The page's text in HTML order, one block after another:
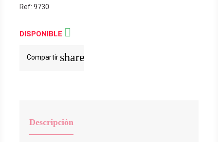
Ref: 9730
DISPONIBLE 
Compartir share
Descripción